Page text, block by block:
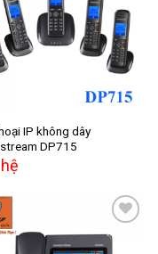
Add to
wishlist
IP không dây
DP715